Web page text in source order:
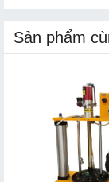
Sản phẩm